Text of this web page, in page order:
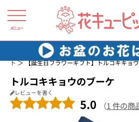
メニュー
花キューピット
誕生日に贈る花・花束・ア
ト
【誕生日フラワーギフト】トルコキキョ
トルコキキョウのブーケ
レビューを書く
5.0 （1 件の商